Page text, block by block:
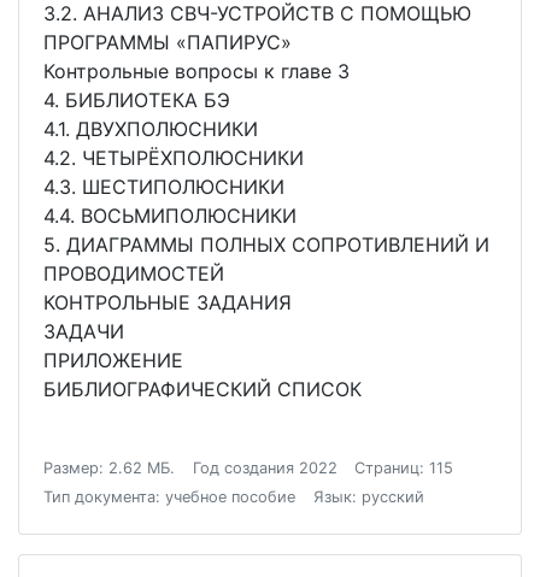
3.2. АНАЛИЗ СВЧ-УСТРОЙСТВ С ПОМОЩЬЮ
ПРОГРАММЫ «ПАПИРУС»
Контрольные вопросы к главе 3
4. БИБЛИОТЕКА БЭ
4.1. ДВУХПОЛЮСНИКИ
4.2. ЧЕТЫРЁХПОЛЮСНИКИ
4.3. ШЕСТИПОЛЮСНИКИ
4.4. ВОСЬМИПОЛЮСНИКИ
5. ДИАГРАММЫ ПОЛНЫХ СОПРОТИВЛЕНИЙ И
ПРОВОДИМОСТЕЙ
КОНТРОЛЬНЫЕ ЗАДАНИЯ
ЗАДАЧИ
ПРИЛОЖЕНИЕ
БИБЛИОГРАФИЧЕСКИЙ СПИСОК
Размер: 2.62 МБ. Год создания 2022
Страниц: 115
Тип документа: учебное пособие
Язык: русский